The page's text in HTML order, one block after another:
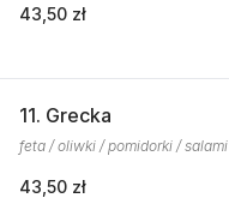
43,50 zł
11. Grecka
feta / oliwki / pomidorki /
43,50 zł